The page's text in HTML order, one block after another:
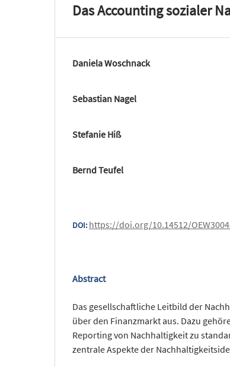
Das Accounting sozialer
Daniela Woschnack
Sebastian Nagel
Stefanie Hiß
Bernd Teufel
DOI: https://doi.org/10.14512/
Abstract
Das gesellschaftliche Leitbild der
über den Finanzmarkt aus. Dazu
Reporting von Nachhaltigkeit zu
zentrale Aspekte der